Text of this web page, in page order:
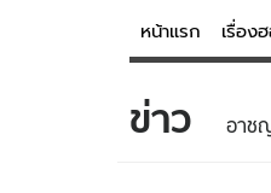
หน้าแรก เรื่อง
ข่าว
ข่าว อาช